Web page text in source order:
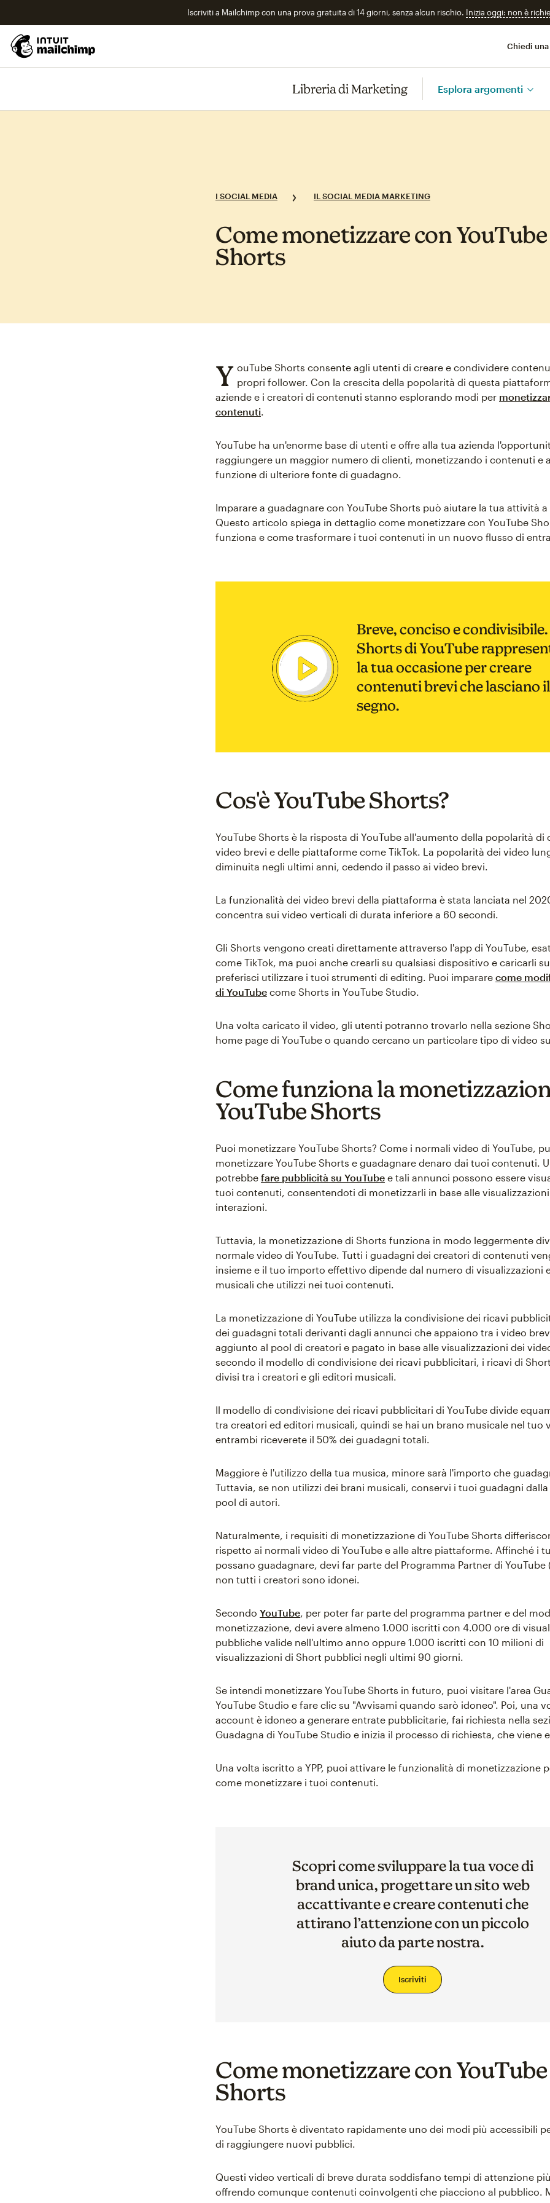
Iscriviti a Mailchimp con una prova gratuita di 14 giorni, senza alcun rischio. Inizia oggi: non è
Chiedi
Libreria di Marketing Esplora argomenti
I SOCIAL MEDIA IL SOCIAL MEDIA MARKETING
Come monetizzare con YouTube
Shorts
Y ouTube Shorts consente agli utenti di creare e condividere
propri follower. Con la crescita della popolarità di questa
aziende e i creatori di contenuti stanno esplorando modi per
contenuti.
YouTube ha un'enorme base di utenti e offre alla tua azienda
raggiungere un maggior numero di clienti, monetizzando i contenuti e
funzione di ulteriore fonte di guadagno.
Imparare a guadagnare con YouTube Shorts può aiutare la tua attività a
Questo articolo spiega in dettaglio come monetizzare con YouTube
funziona e come trasformare i tuoi contenuti in un nuovo flusso di
Breve, conciso e
Shorts di YouTube
la tua occasione per creare
contenuti brevi che lasciano il
segno.
Cos'è YouTube Shorts?
YouTube Shorts è la risposta di YouTube all'aumento della popolarità di
video brevi e delle piattaforme come TikTok. La popolarità dei video
diminuita negli ultimi anni, cedendo il passo ai video brevi.
La funzionalità dei video brevi della piattaforma è stata lanciata nel
concentra sui video verticali di durata inferiore a 60 secondi.
Gli Shorts vengono creati direttamente attraverso l'app di YouTube,
come TikTok, ma puoi anche crearli su qualsiasi dispositivo e caricarli
preferisci utilizzare i tuoi strumenti di editing. Puoi imparare come
di YouTube come Shorts in YouTube Studio.
Una volta caricato il video, gli utenti potranno trovarlo nella sezione
home page di YouTube o quando cercano un particolare tipo di video
Come funziona la
YouTube Shorts
Puoi monetizzare YouTube Shorts? Come i normali video di YouTube,
monetizzare YouTube Shorts e guadagnare denaro dai tuoi contenuti.
potrebbe fare pubblicità su YouTube e tali annunci possono essere
tuoi contenuti, consentendoti di monetizzarli in base alle visualizzazioni
interazioni.
Tuttavia, la monetizzazione di Shorts funziona in modo leggermente
normale video di YouTube. Tutti i guadagni dei creatori di contenuti
insieme e il tuo importo effettivo dipende dal numero di visualizzazioni
musicali che utilizzi nei tuoi contenuti.
La monetizzazione di YouTube utilizza la condivisione dei ricavi
dei guadagni totali derivanti dagli annunci che appaiono tra i video
aggiunto al pool di creatori e pagato in base alle visualizzazioni dei
secondo il modello di condivisione dei ricavi pubblicitari, i ricavi di
divisi tra i creatori e gli editori musicali.
Il modello di condivisione dei ricavi pubblicitari di YouTube divide
tra creatori ed editori musicali, quindi se hai un brano musicale nel tuo
entrambi riceverete il 50% dei guadagni totali.
Maggiore è l'utilizzo della tua musica, minore sarà l'importo che
Tuttavia, se non utilizzi dei brani musicali, conservi i tuoi guadagni
pool di autori.
Naturalmente, i requisiti di monetizzazione di YouTube Shorts
rispetto ai normali video di YouTube e alle altre piattaforme. Affinché i
possano guadagnare, devi far parte del Programma Partner di YouTube
non tutti i creatori sono idonei.
Secondo YouTube, per poter far parte del programma partner e del
monetizzazione, devi avere almeno 1.000 iscritti con 4.000 ore di
pubbliche valide nell'ultimo anno oppure 1.000 iscritti con 10 milioni di
visualizzazioni di Short pubblici negli ultimi 90 giorni.
Se intendi monetizzare YouTube Shorts in futuro, puoi visitare l'area
YouTube Studio e fare clic su "Avvisami quando sarò idoneo". Poi, una
account è idoneo a generare entrate pubblicitarie, fai richiesta nella
Guadagna di YouTube Studio e inizia il processo di richiesta, che viene
Una volta iscritto a YPP, puoi attivare le funzionalità di monetizzazione
come monetizzare i tuoi contenuti.
Scopri come sviluppare la tua voce di
brand unica, progettare un sito web
accattivante e creare contenuti che
attirano l’attenzione con un piccolo
aiuto da parte nostra.
Iscriviti
Come monetizzare con YouTube
Shorts
YouTube Shorts è diventato rapidamente uno dei modi più accessibili
di raggiungere nuovi pubblici.
Questi video verticali di breve durata soddisfano tempi di attenzione
offrendo comunque contenuti coinvolgenti che piacciono al pubblico.